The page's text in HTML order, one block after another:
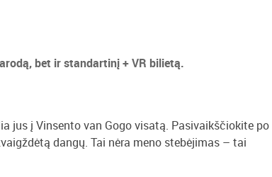
bet ir standartinį + VR bilietą.
jus į Vinsento van Gogo visatą. Pasivaikščiokite po
dangų. Tai nėra meno stebėjimas – tai